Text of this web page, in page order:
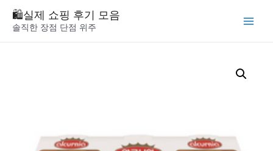
🛍️실제 쇼핑 후기 모음
솔직한 장점 단점 위주